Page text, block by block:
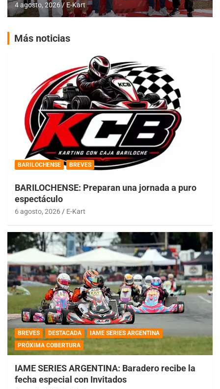
4 agosto, 2026 E-Kart
Más noticias
BARILOCHENSE BREVES
BARILOCHENSE: Preparan una jornada a puro
espectáculo
6 agosto, 2026 E-Kart
BREVES DESTACADA
IAME SERIES ARGENTINA
PRÓXIMA COBERTURA
IAME SERIES ARGENTINA: Baradero recibe la
fecha especial con Invitados